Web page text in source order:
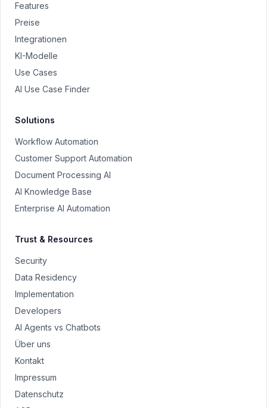
Features
Preise
Integrationen
KI-Modelle
Use Cases
AI Use Case Finder
Solutions
Workflow Automation
Customer Support Automation
Document Processing AI
AI Knowledge Base
Enterprise AI Automation
Trust & Resources
Security
Data Residency
Implementation
Developers
AI Agents vs Chatbots
Über uns
Kontakt
Impressum
Datenschutz